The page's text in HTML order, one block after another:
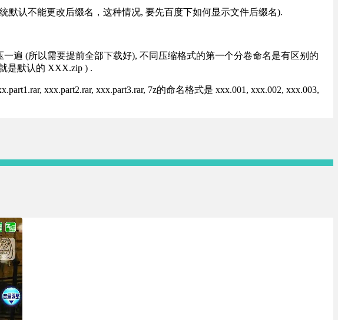
默认不能更改后缀名，这种情况, 要先百度下如何显示文件后缀名).
遍 (所以需要提前全部下载好), 不同压缩格式的第一个分卷命名是有区别的
是默认的 XXX.zip ) .
xxx.part2.rar, xxx.part3.rar, 7z的命名格式是 xxx.001, xxx.002, xxx.003,